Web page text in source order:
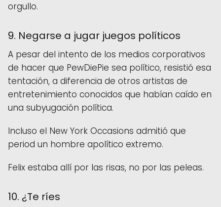
orgullo.
9. Negarse a jugar juegos políticos
A pesar del intento de los medios corporativos
de hacer que PewDiePie sea político, resistió esa
tentación, a diferencia de otros artistas de
entretenimiento conocidos que habían caído en
una subyugación política.
Incluso el New York Occasions admitió que
period un hombre apolítico extremo.
Felix estaba allí por las risas, no por las peleas.
10. ¿Te ríes